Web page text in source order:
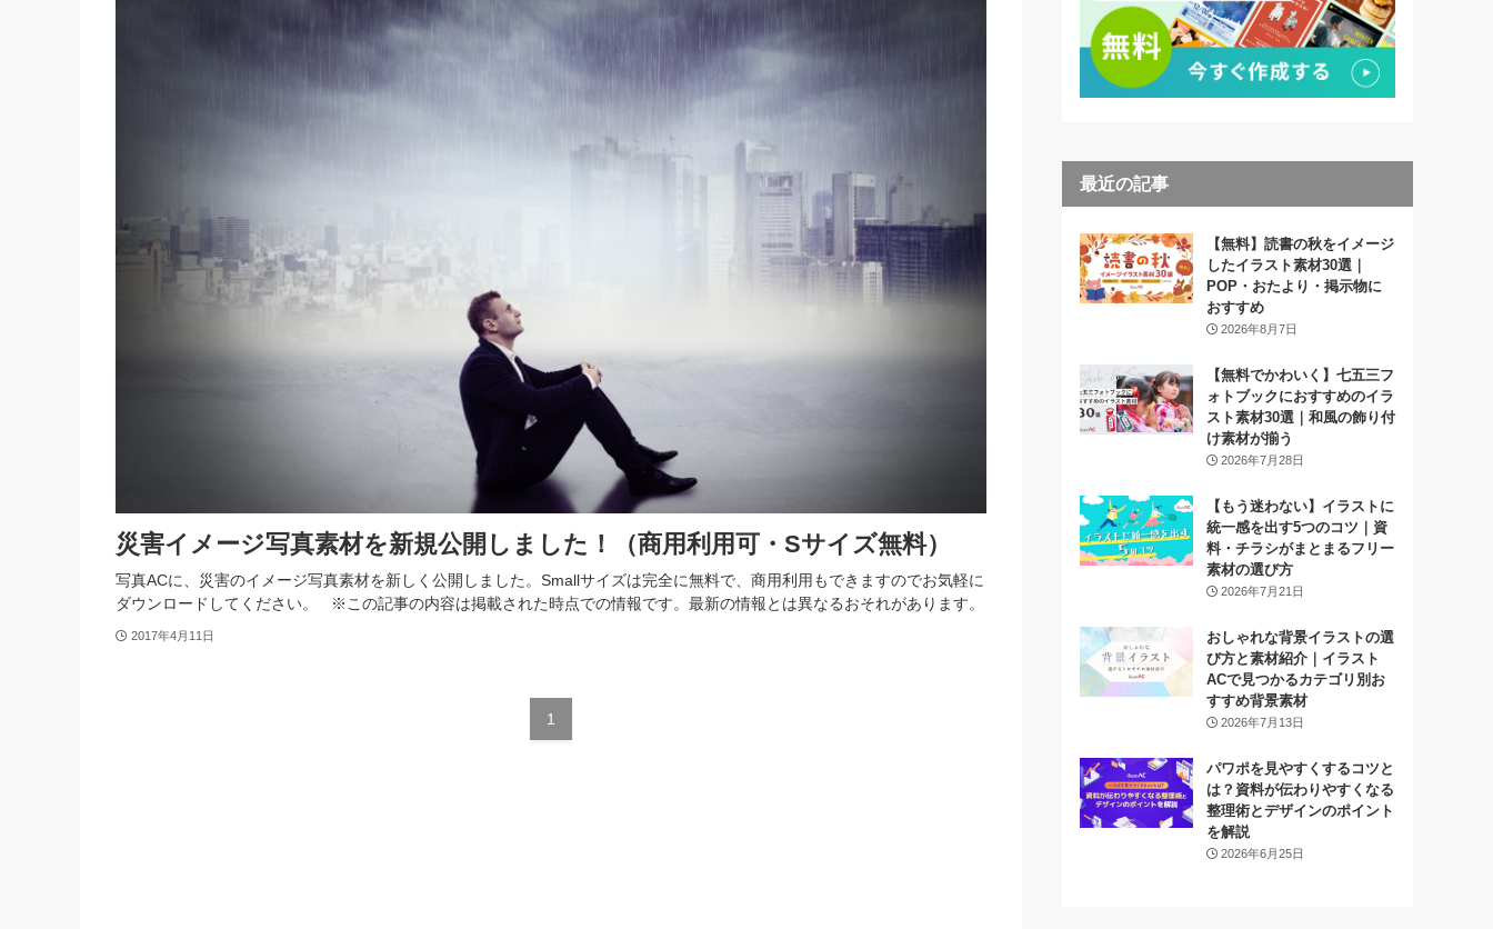
災害イメージ写真素材を新規公開しました！（商用利用可・Sサイズ無料）
写真ACに、災害のイメージ写真素材を新しく公開しました。Smallサイズは完全に無料で、商用利用もできますのでお気軽に
ダウンロードしてください。 ※この記事の内容は掲載された時点での情報です。最新の情報とは異なるおそれがあります。
2017年4月11日
1
最近の記事
【無料】読書の秋をイメージ
したイラスト素材30選｜
POP・おたより・掲示物に
おすすめ
2026年8月7日
【無料でかわいく】七五三フ
ォトブックにおすすめのイラ
スト素材30選｜和風の飾り付
け素材が揃う
2026年7月28日
【もう迷わない】イラストに
統一感を出す5つのコツ｜資
料・チラシがまとまるフリー
素材の選び方
2026年7月21日
おしゃれな背景イラストの選
び方と素材紹介｜イラスト
ACで見つかるカテゴリ別お
すすめ背景素材
2026年7月13日
パワポを見やすくするコツと
は？資料が伝わりやすくなる
整理術とデザインのポイント
を解説
2026年6月25日